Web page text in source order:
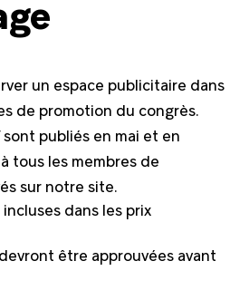
un espace publicitaire dans
de promotion du congrès.
sont publiés en mai et en
tous les membres de
sur notre site.
dans les prix
être approuvées avant